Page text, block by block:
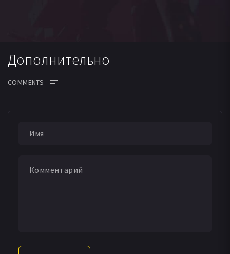
Дополнительно